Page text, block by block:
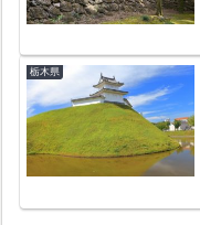
栃木県